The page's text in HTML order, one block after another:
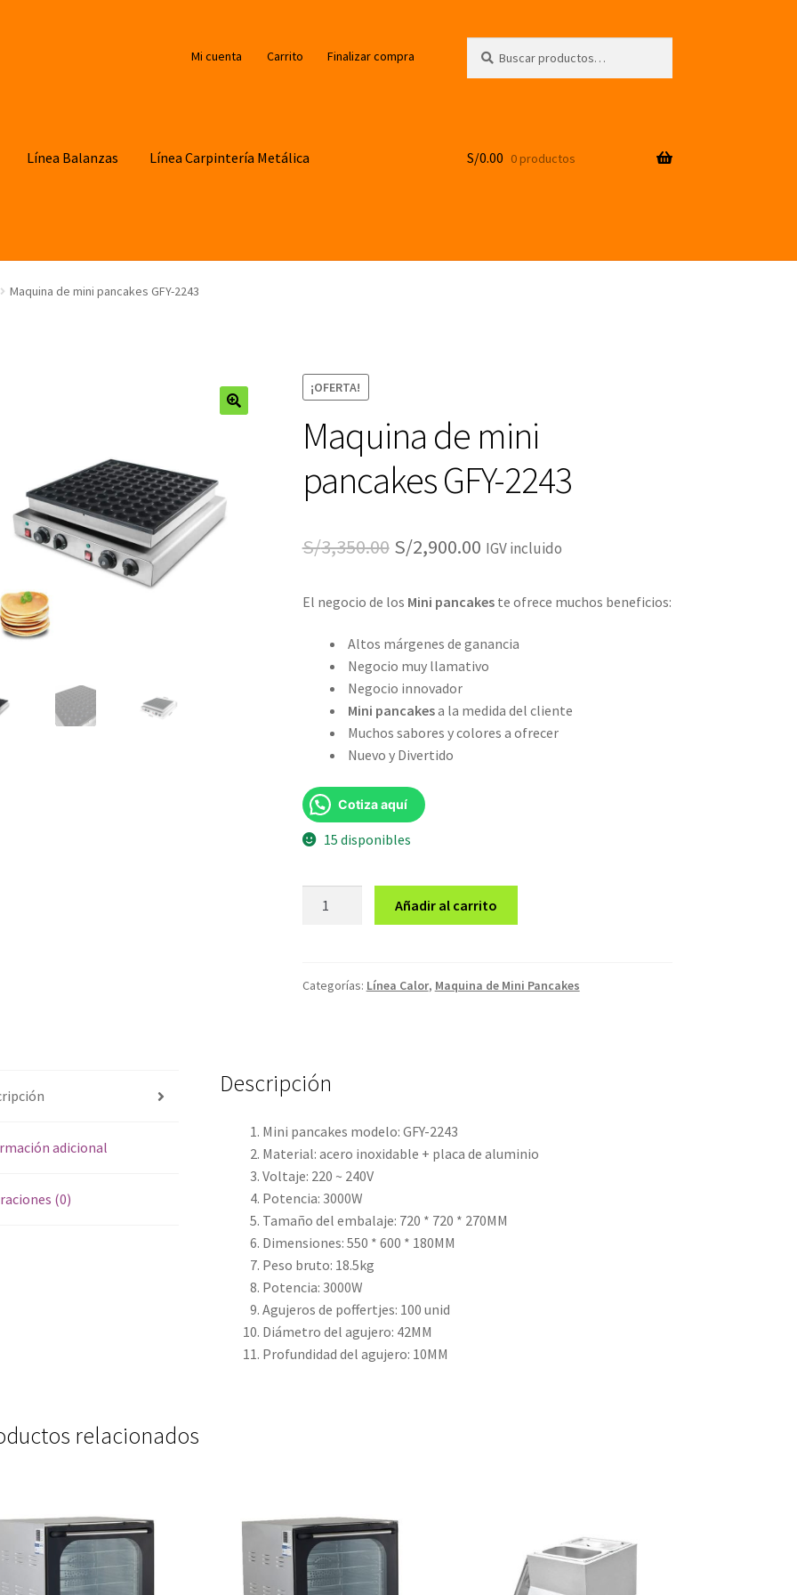
Mi cuenta Carrito Finalizar compra
por:
Línea Balanzas Línea Carpintería Metálica S/0.00 0 productos
Maquina de mini pancakes GFY-2243
¡OFERTA!
Maquina de mini
pancakes GFY-2243
S/3,350.00 El
original
era:
S/3,350.00.
S/2,900.00El
actual
es:
S/2,900.00.
IGV incluido
El negocio de los Mini pancakeste ofrece muchos beneficios:
Altos márgenes de ganancia
Negocio muy llamativo
Negocio innovador
Mini pancakesa la medida del cliente
Muchos sabores y colores a ofrecer
Nuevo y Divertido
Cotiza aquí
15 disponibles
GFY-
Añadir al carrito
Categorías: Línea Calor, Maquina de Mini Pancakes
adicional
(0)
Descripción
Mini pancakes modelo: GFY-2243
Material: acero inoxidable + placa de aluminio
Voltaje: 220 ~ 240V
Potencia: 3000W
Tamaño del embalaje: 720 * 720 * 270MM
Dimensiones: 550 * 600 * 180MM
Peso bruto: 18.5kg
Potencia: 3000W
Agujeros de poffertjes: 100 unid
Diámetro del agujero: 42MM
Profundidad del agujero: 10MM
relacionados